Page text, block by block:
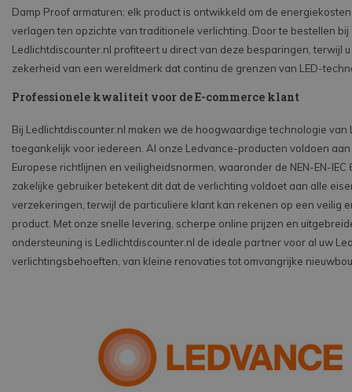
Damp Proof armaturen; elk product is ontwikkeld om de
verlagen ten opzichte van traditionele verlichting. Door te bestellen bij
Ledlichtdiscounter.nl profiteert u direct van deze besparingen, terwijl
zekerheid van een wereldmerk dat continu de grenzen van LED-
Professionele kwaliteit voor de E-commerce klant
Bij Ledlichtdiscounter.nl maken we de hoogwaardige technologie van
toegankelijk voor iedereen. Al onze Ledvance-producten voldoen
Europese richtlijnen en veiligheidsnormen, waaronder de NEN-EN-IEC
zakelijke gebruiker betekent dit dat de verlichting voldoet aan alle
verzekeringen, terwijl de particuliere klant kan rekenen op een veilig
product. Met onze snelle levering, scherpe online prijzen en
ondersteuning is Ledlichtdiscounter.nl de ideale partner voor al uw
verlichtingsbehoeften, van kleine renovaties tot omvangrijke